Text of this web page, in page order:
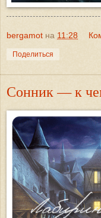
bergamot на 11:28
Поделиться
Сонник — к